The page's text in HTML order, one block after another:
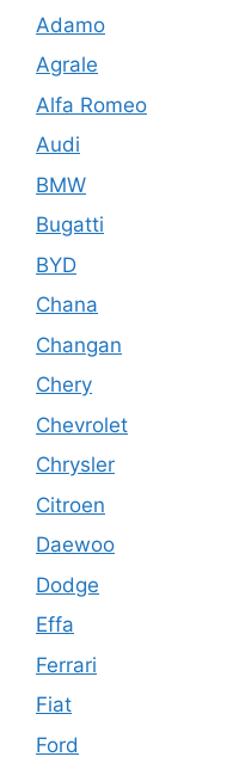
Adamo
Agrale
Alfa Romeo
Audi
BMW
Bugatti
BYD
Chana
Changan
Chery
Chevrolet
Chrysler
Citroen
Daewoo
Dodge
Effa
Ferrari
Fiat
Ford